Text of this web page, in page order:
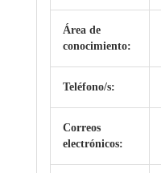
Área de
conocimiento:
Teléfono/s:
Correos
electrónicos: